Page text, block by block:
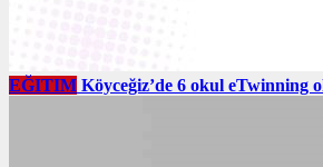
EĞITIM Köyceğiz’de 6 okul eTwinning